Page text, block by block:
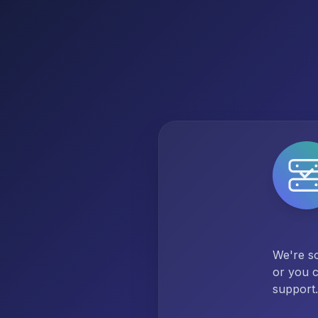
We're
or you
support.